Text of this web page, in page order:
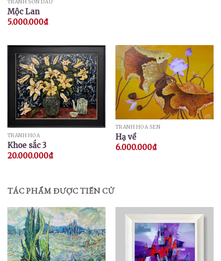
TRANH SƠN DẦU
Mộc Lan
5.000.000₫
TRANH HOA
Khoe sắc 3
20.000.000₫
TRANH HOA SEN
Hạ về
6.000.000₫
TÁC PHẨM ĐƯỢC TIẾN CỬ